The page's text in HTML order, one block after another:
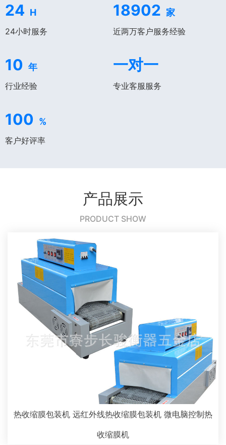
24 H
24小时服务
18902 家
近两万客户服务经验
10 年
行业经验
一对一
专业客服服务
100 %
客户好评率
产品展示
PRODUCT SHOW
热收缩膜包装机 远红外线热收缩膜包装机 微电脑控制热
收缩膜机